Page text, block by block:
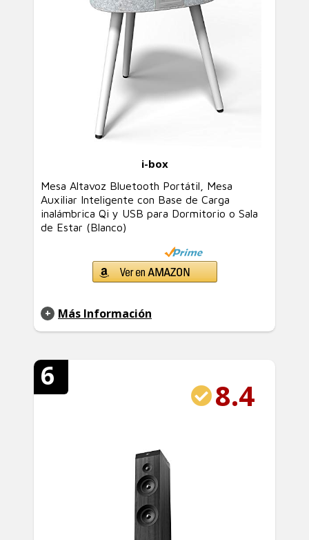
i-box
Mesa Altavoz Bluetooth Portátil, Mesa
Auxiliar Inteligente con Base de Carga
inalámbrica Qi y USB para Dormitorio o Sala
de Estar (Blanco)
Más Información
6
8.4